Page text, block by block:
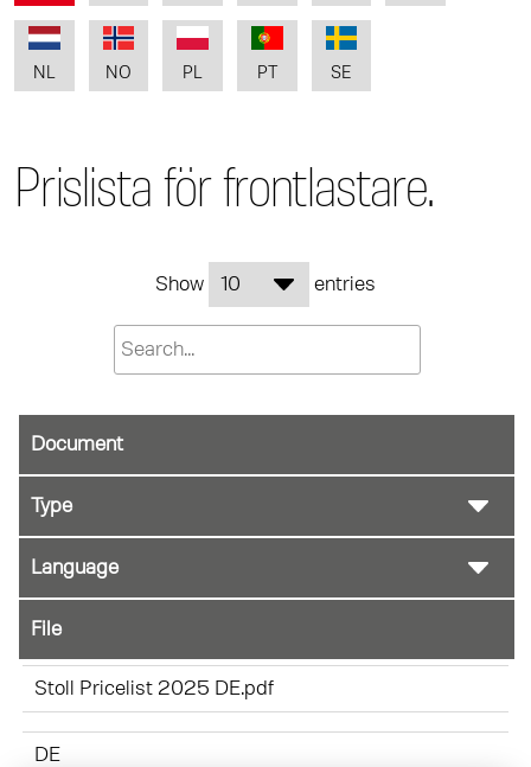
NL NO PL PT SE
Prislista för frontlastare.
Show entries
Document
File
Stoll Pricelist 2025 DE.pdf
DE